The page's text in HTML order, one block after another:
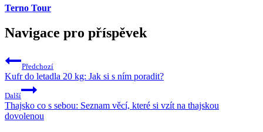
Terno Tour
Navigace pro příspěvek
Předchozí
Kufr do letadla 20 kg: Jak si s ním poradit?
Další
Thajsko co s sebou: Seznam věcí, které si vzít na thajskou
dovolenou